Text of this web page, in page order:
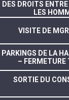
DES DROITS
LES
VISITE DE
PARKINGS DE LA
–
SORTIE DU